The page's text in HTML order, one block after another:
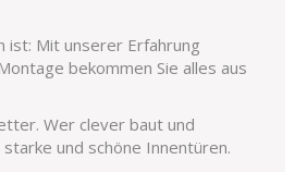
ist: Mit unserer Erfahrung
bekommen Sie alles aus
Wer clever baut und
und schöne Innentüren.